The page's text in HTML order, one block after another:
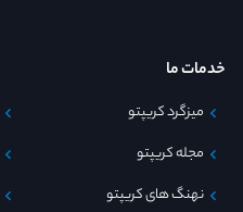
خدمات ما
میزگرد کریپتو
مجله کریپتو
نهنگ های کریپتو